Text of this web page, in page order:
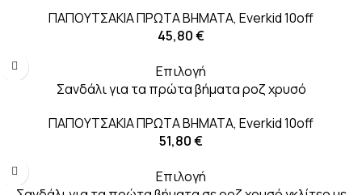
ΠΑΠΟΥΤΣΑΚΙΑ ΠΡΩΤΑ ΒΗΜΑΤΑ, Everkid 10off
45,80€
Επιλογή
Σανδάλι για τα πρώτα βήματα ροζ χρυσό
ΠΑΠΟΥΤΣΑΚΙΑ ΠΡΩΤΑ ΒΗΜΑΤΑ, Everkid 10off
51,80€
Επιλογή